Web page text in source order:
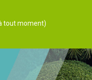
tout moment)